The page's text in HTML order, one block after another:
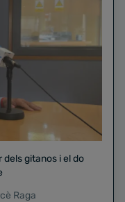
gitanos i el do
Raga